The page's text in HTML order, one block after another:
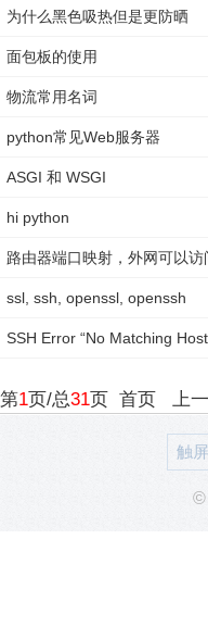
为什么黑色吸热但是更防晒
面包板的使用
物流常用名词
python常见Web服务器
ASGI 和 WSGI
hi python
路由器端口映射，外网可以
ssl, ssh, openssl, openssh
SSH Error “No Matching
第1页/总31页 首页 上
触
©